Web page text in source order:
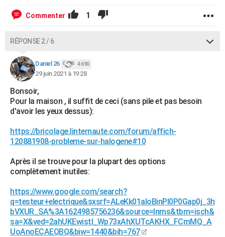
Commenter 1
RÉPONSE 2 / 6
Daniel 26 4 690
29 juin 2021 à 19:28
Bonsoir,
Pour la maison , il suffit de ceci (sans pile et pas besoin
d'avoir les yeux dessus):
https://bricolage.linternaute.com/forum/affich-
120881908-probleme-sur-halogene#10
Après il se trouve pour la plupart des options
complètement inutiles:
https://www.google.com/search?
q=testeur+electrique&sxsrf=ALeKk01aloBinPl0P0Gap0j_3h
bVXUR_SA%3A1624985756236&source=lnms&tbm=isch&
sa=X&ved=2ahUKEwistI_Wp73xAhXUTcAKHX_FCmMQ_A
UoAnoECAEQBQ&biw=1440&bih=767